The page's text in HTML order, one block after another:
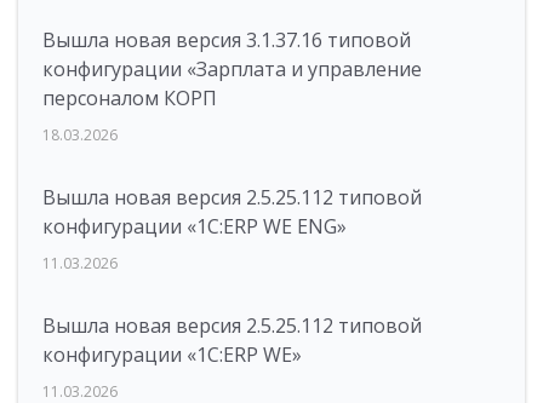
Вышла новая версия 3.1.37.16 типовой
конфигурации «Зарплата и управление
персоналом КОРП
18.03.2026
Вышла новая версия 2.5.25.112 типовой
конфигурации «1С:ERP WE ENG»
11.03.2026
Вышла новая версия 2.5.25.112 типовой
конфигурации «1С:ERP WE»
11.03.2026